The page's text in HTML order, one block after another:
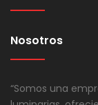
Nosotros
“Somos una